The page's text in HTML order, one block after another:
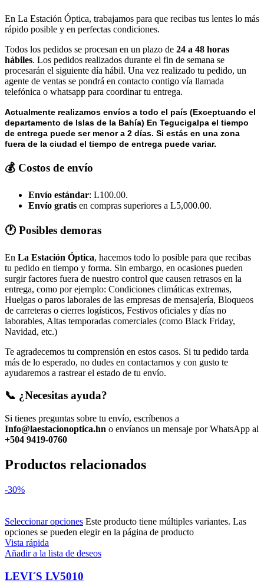
En La Estación Óptica, trabajamos para que recibas tus lentes lo más
rápido posible y en perfectas condiciones.
Todos los pedidos se procesan en un plazo de 24 a 48 horas
hábiles. Los pedidos realizados durante el fin de semana se
procesarán el siguiente día hábil. Una vez realizado tu pedido, un
agente de ventas se pondrá en contacto contigo vía llamada
telefónica o whatsapp para coordinar tu entrega.
Actualmente realizamos envíos a todo el país (Exceptuando el
departamento de Islas de la Bahía) En Tegucigalpa el tiempo
de entrega puede ser menor a 2 días. Si estás en una zona
fuera de la ciudad el tiempo de entrega puede variar.
💰 Costos de envío
Envío estándar: L100.00.
Envío gratis en compras superiores a L5,000.00.
🕐 Posibles demoras
En La Estación Óptica, hacemos todo lo posible para que recibas
tu pedido en tiempo y forma. Sin embargo, en ocasiones pueden
surgir factores fuera de nuestro control que causen retrasos en la
entrega, como por ejemplo: Condiciones climáticas extremas,
Huelgas o paros laborales de las empresas de mensajería, Bloqueos
de carreteras o cierres logísticos, Festivos oficiales y días no
laborables, Altas temporadas comerciales (como Black Friday,
Navidad, etc.)
Te agradecemos tu comprensión en estos casos. Si tu pedido tarda
más de lo esperado, no dudes en contactarnos y con gusto te
ayudaremos a rastrear el estado de tu envío.
📞 ¿Necesitas ayuda?
Si tienes preguntas sobre tu envío, escríbenos a
Info@laestacionoptica.hn o envíanos un mensaje por WhatsApp al
+504 9419-0760
Productos relacionados
-30%
Seleccionar opciones Este producto tiene múltiples variantes. Las
opciones se pueden elegir en la página de producto
Vista rápida
Añadir a la lista de deseos
LEVI´S LV5010